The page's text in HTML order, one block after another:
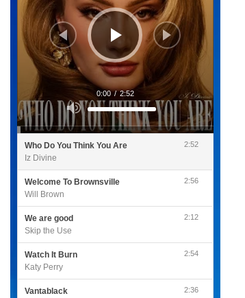
Utilisez
les
flèches
haut/bas
augmenter
le
volume.
0:00 / 2:52
Who Do You Think You Are
Iz Divine
2:52
Welcome To Brownsville
Will Brown
2:56
We are good
Skip the Use
2:12
Watch It Burn
Katy Perry
2:54
Vantablack
2:36